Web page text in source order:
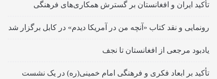
تأکید ایران و افغانستان بر گسترش همکاری‌های فرهنگی
رونمایی و نقد کتاب «آنچه من در آمریکا دیدم» در کابل برگزار شد
یادبود مرجعی از افغانستان تا نجف
تأکید بر ابعاد فکری و فرهنگی امام خمینی(ره) در یک نشست